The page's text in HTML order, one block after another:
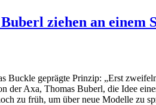
ziehen an einem
geprägte Prinzip: „Erst
Axa, Thomas Buberl, die Idee
zu früh, um über neue Modelle zu